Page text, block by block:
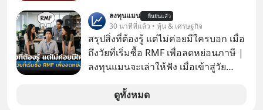
ป๊าผมเห็นโปสเตอร์หนังเรื่องนี้หลาย
เดือนก่อนและอยากดูมาก ด้วยเพราะว่า
อากงก็มาจากเมืองจีน ป๊าก็พูดแต้จิ๋วได้
มีเรื่องราวมีความผูกพันที่ได้ยินตั้งแต่
ลงทุนแมน ยืนยันแล้ว
30 นาทีที่แล้ว • หุ้น & เศรษฐกิจ
สรุปสิ่งที่ต้องรู้ แต่ไม่ค่อยมีใครบอก เมื่อ
ถึงวัยที่เริ่มซื้อ RMF เพื่อลดหย่อนภาษี |
ลงทุนแมนจะเล่าให้ฟัง เมื่อเข้าสู่วัย
ดูทั้งหมด